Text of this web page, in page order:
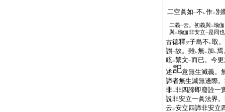
二空眞如一不 レ作二 別
二義一云。初義與二瑜伽
與二瑜伽非安立一是同
古徳釋ヲ子島不 レ取
讃一故。雖レ無レ加 レ焉
眩二繁文一而已。今
述
意無生滅義。
諦者無生滅無邊際
非レ非四諦即廢詮一
説非安立一眞法界
云 二安立四諦非安立